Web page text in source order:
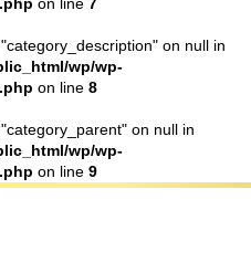
on null in
wp/wp-
on line 8
on null in
wp/wp-
on line 9